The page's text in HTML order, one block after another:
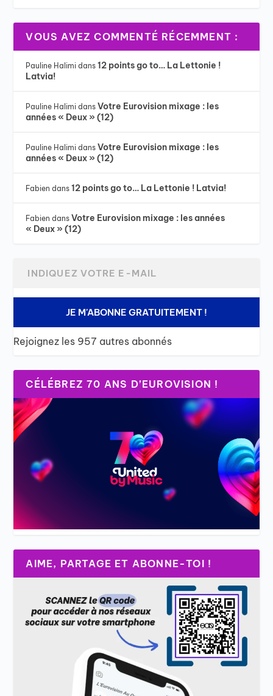
VOUS AVEZ COMMENTÉ RÉCEMMENT :
Pauline Halimi dans12 points go to… La Lettonie !
Latvia!
Pauline Halimi dansVotre Eurovision mixage : les
années « Deux » (12)
Pauline Halimi dansVotre Eurovision mixage : les
années « Deux » (12)
Fabien dans12 points go to… La Lettonie ! Latvia!
Fabien dansVotre Eurovision mixage : les années
« Deux » (12)
JE M'ABONNE GRATUITEMENT !
Rejoignez les 957 autres abonnés
CÉLÉBREZ 70 ANS D’EUROVISION !
AIME, PARTAGE ET ABONNE-TOI !